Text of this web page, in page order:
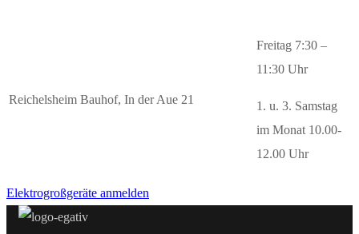
Reichelsheim Bauhof, In der Aue 21
Freitag 7:30 –
11:30 Uhr
1. u. 3. Samstag
im Monat 10.00-
12.00 Uhr
Elektrogroßgeräte anmelden